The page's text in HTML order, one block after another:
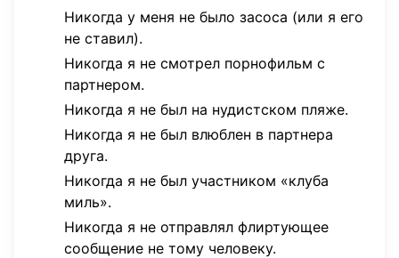
Никогда у меня не было засоса (или я его
не ставил).
Никогда я не смотрел порнофильм с
партнером.
Никогда я не был на нудистском пляже.
Никогда я не был влюблен в партнера
друга.
Никогда я не был участником «клуба
миль».
Никогда я не отправлял флиртующее
сообщение не тому человеку.